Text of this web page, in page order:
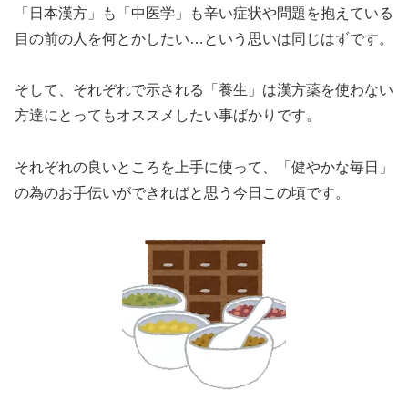
「日本漢方」も「中医学」も辛い症状や問題を抱えている
目の前の人を何とかしたい…という思いは同じはずです。
そして、それぞれで示される「養生」は漢方薬を使わない
方達にとってもオススメしたい事ばかりです。
それぞれの良いところを上手に使って、「健やかな毎日」
の為のお手伝いができればと思う今日この頃です。